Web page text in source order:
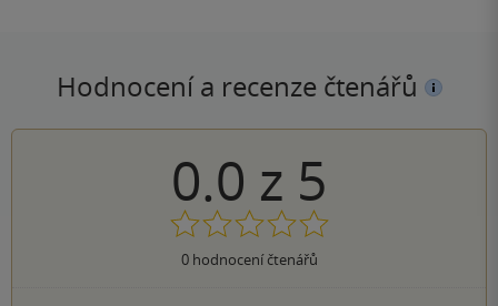
Hodnocení a recenze čtenářů
0.0 z 5
0hodnocení čtenářů